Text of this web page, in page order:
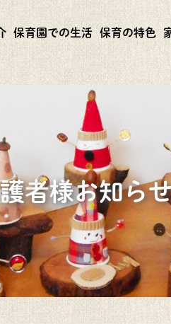
保育園での生活 保育の特色
者様お知ら